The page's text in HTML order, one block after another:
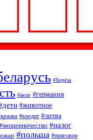
#берёза
#вело #германия
#животное
#кредит #литва
#мошенничество #налог
#польша #приговор